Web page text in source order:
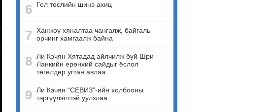
6 Гол төслийн шинэ ахиц
7
Ханжөү хяналтаа чангалж, байгаль
орчинг хамгаалж байна
8
Ли Кэчян Хятадад айлчилж буй Шри-
Ланкийн ерөнхий сайдыг ёслол
төгөлдөр угтан авлаа
9
Ли Кэчян “СЕВИЗ”-ийн холбооны
тэргүүлэгчтэй уулзлаа